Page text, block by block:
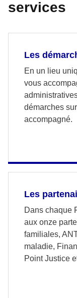
services
Les
En un lieu
vous
démarches
accompagné.
Les
Dans chaque
aux onze
familiales,
maladie,
Point Justice